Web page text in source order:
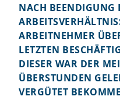
NACH BEENDIGUNG
ARBEITNEHMER
LETZTEN
DIESER WAR DER
ÜBERSTUNDEN
VERGÜTET